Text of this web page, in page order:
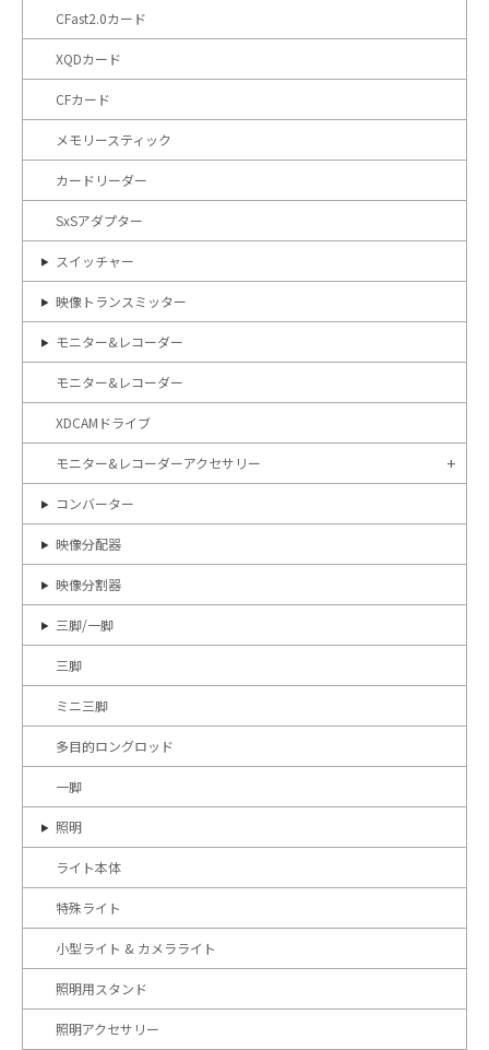
CFast2.0カード
XQDカード
CFカード
メモリースティック
カードリーダー
SxSアダプター
スイッチャー
映像トランスミッター
モニター&レコーダー
モニター&レコーダー
XDCAMドライブ
モニター&レコーダーアクセサリー
コンバーター
映像分配器
映像分割器
三脚/一脚
三脚
ミニ三脚
多目的ロングロッド
一脚
照明
ライト本体
特殊ライト
小型ライト & カメラライト
照明用スタンド
照明アクセサリー